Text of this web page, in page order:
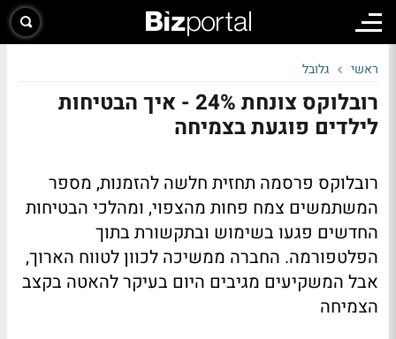
ראשי גלובל
רובלוקס צונחת 24% - איך הבטיחות
לילדים פוגעת בצמיחה
רובלוקס פרסמה תחזית חלשה להזמנות, מספר
המשתמשים צמח פחות מהצפוי, ומהלכי הבטיחות
החדשים פגעו בשימוש ובתקשורת בתוך
הפלטפורמה. החברה ממשיכה לכוון לטווח הארוך,
אבל המשקיעים מגיבים היום בעיקר להאטה בקצב
הצמיחה